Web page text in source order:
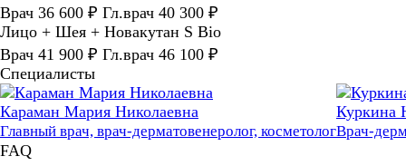
Врач 36 600 ₽ Гл.врач 40 300 ₽
Лицо + Шея + Новакутан S Bio
Врач 41 900 ₽ Гл.врач 46 100 ₽
Специалисты
Караман Мария Николаевна
Главный врач, врач-дерматовенеролог, косметолог
Куркина
Врач-
FAQ